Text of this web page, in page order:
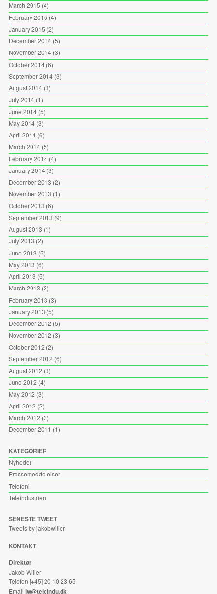
March 2015 (4)
February 2015 (4)
January 2015 (2)
December 2014(5)
November 2014(3)
October 2014(6)
September 2014(3)
August 2014(3)
July 2014(1)
June 2014(5)
May 2014(3)
April 2014(6)
March 2014(5)
February 2014(4)
January 2014(3)
December 2013 (2)
November 2013 (1)
October 2013 (6)
September 2013 (9)
August 2013 (1)
July 2013 (2)
June 2013 (5)
May 2013 (6)
April 2013 (5)
March 2013 (3)
February 2013 (3)
January 2013 (5)
December 2012 (5)
November 2012 (3)
October 2012 (2)
September 2012 (6)
August 2012 (3)
June 2012 (4)
May 2012 (3)
April 2012 (2)
March 2012 (3)
December 2011 (1)
KATEGORIER
Nyheder
Pressemeddelelser
Telefoni
Teleindustrien
SENESTE TWEET
Tweets by jakobwiller
KONTAKT
Direktør
Jakob Willer
Telefon [+45] 20 10 23 65
Email jw@teleindu.dk